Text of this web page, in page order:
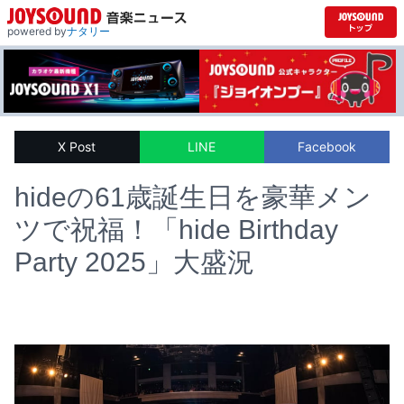
powered byナタリー
X Post LINE Facebook
hideの61歳誕生日を豪華メン
ツで祝福！「hide Birthday
Party 2025」大盛況